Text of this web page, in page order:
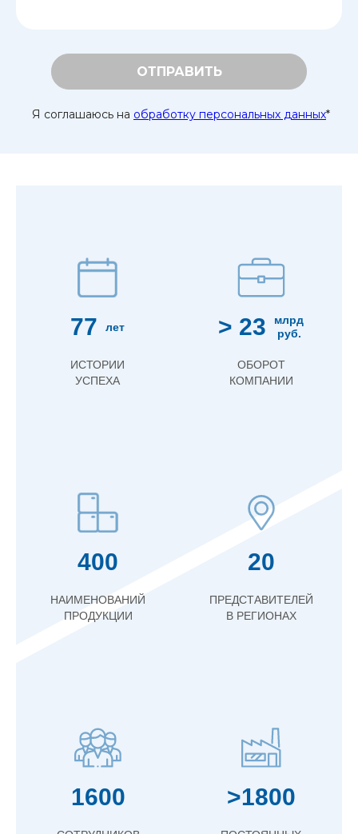
ОТПРАВИТЬ
Я соглашаюсь на обработку персональных данных*
77 лет
ИСТОРИИ
УСПЕХА
> 23
млрд
руб.
ОБОРОТ
КОМПАНИИ
400
НАИМЕНОВАНИЙ
ПРОДУКЦИИ
20
ПРЕДСТАВИТЕЛЕЙ
В РЕГИОНАХ
1600 >1800